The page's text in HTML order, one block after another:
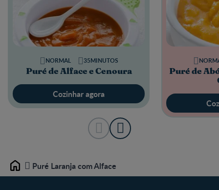
Puré de Alface e Cenoura
NORMAL 35MINUTOS
Cozinhar agora
Puré de
Home Puré Laranja com Alface